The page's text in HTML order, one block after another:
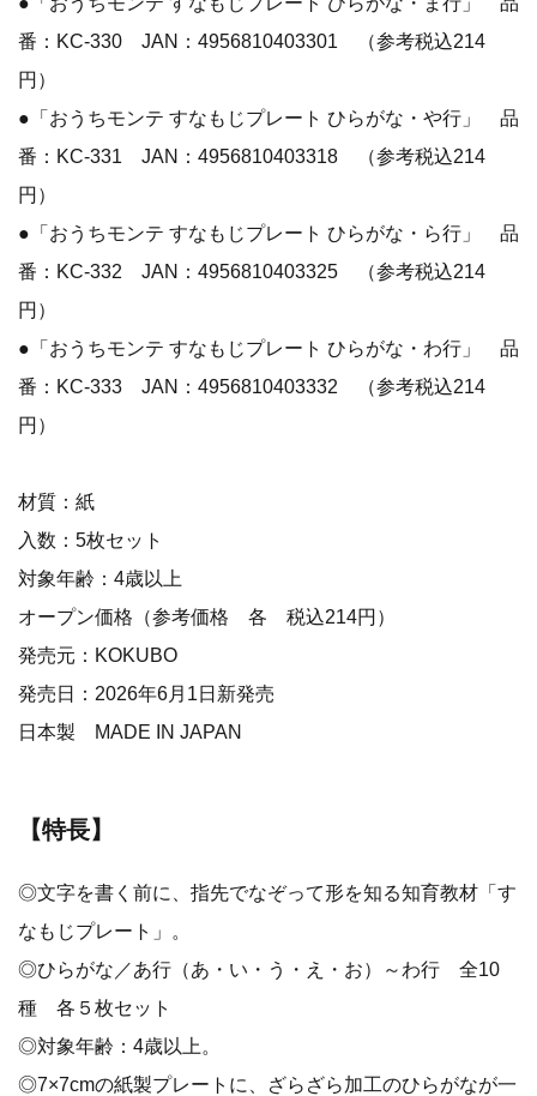
番：KC-330 JAN：4956810403301 （参考税込214
円）
●「おうちモンテ すなもじプレート ひらがな・や行」 品
番：KC-331 JAN：4956810403318 （参考税込214
円）
●「おうちモンテ すなもじプレート ひらがな・ら行」 品
番：KC-332 JAN：4956810403325 （参考税込214
円）
●「おうちモンテ すなもじプレート ひらがな・わ行」 品
番：KC-333 JAN：4956810403332 （参考税込214
円）
材質：紙
入数：5枚セット
対象年齢：4歳以上
オープン価格（参考価格 各 税込214円）
発売元：KOKUBO
発売日：2026年6月1日新発売
日本製 MADE IN JAPAN
【特長】
◎文字を書く前に、指先でなぞって形を知る知育教材「す
なもじプレート」。
◎ひらがな／あ行（あ・い・う・え・お）～わ行 全10
種 各５枚セット
◎対象年齢：4歳以上。
◎7×7cmの紙製プレートに、ざらざら加工のひらがなが一